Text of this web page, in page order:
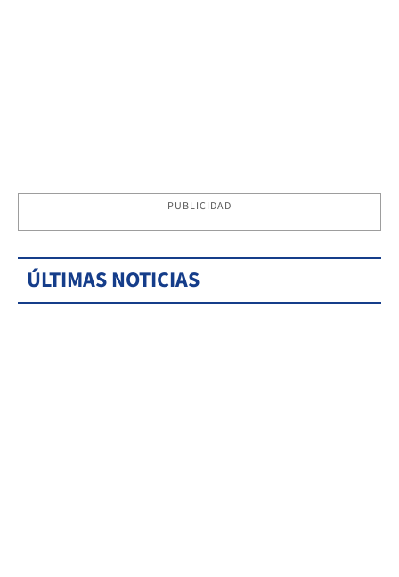
PUBLICIDAD
ÚLTIMAS NOTICIAS